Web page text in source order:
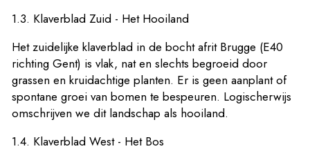
1.3. Klaverblad Zuid - Het Hooiland
Het zuidelijke klaverblad in de bocht afrit Brugge (E40
richting Gent) is vlak, nat en slechts begroeid door
grassen en kruidachtige planten. Er is geen aanplant of
spontane groei van bomen te bespeuren. Logischerwijs
omschrijven we dit landschap als hooiland.
1.4. Klaverblad West - Het Bos